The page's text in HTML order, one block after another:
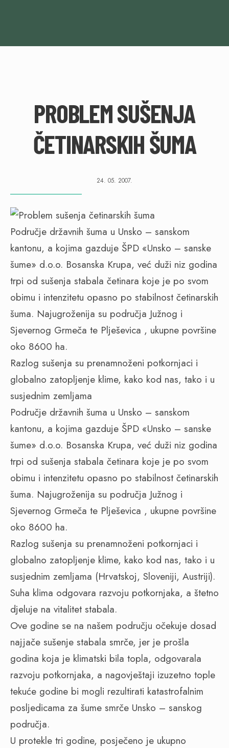
PROBLEM SUŠENJA
ČETINARSKIH ŠUMA
24. 05. 2007.
Područje državnih šuma u Unsko – sanskom
kantonu, a kojima gazduje ŠPD «Unsko – sanske
šume» d.o.o. Bosanska Krupa, već duži niz godina
trpi od sušenja stabala četinara koje je po svom
obimu i intenzitetu opasno po stabilnost četinarskih
šuma. Najugroženija su područja Južnog i
Sjevernog Grmeča te Plješevica , ukupne površine
oko 8600 ha.
Razlog sušenja su prenamnoženi potkornjaci i
globalno zatopljenje klime, kako kod nas, tako i u
susjednim zemljama
Područje državnih šuma u Unsko – sanskom
kantonu, a kojima gazduje ŠPD «Unsko – sanske
šume» d.o.o. Bosanska Krupa, već duži niz godina
trpi od sušenja stabala četinara koje je po svom
obimu i intenzitetu opasno po stabilnost četinarskih
šuma. Najugroženija su područja Južnog i
Sjevernog Grmeča te Plješevica , ukupne površine
oko 8600 ha.
Razlog sušenja su prenamnoženi potkornjaci i
globalno zatopljenje klime, kako kod nas, tako i u
susjednim zemljama (Hrvatskoj, Sloveniji, Austriji).
Suha klima odgovara razvoju potkornjaka, a štetno
djeluje na vitalitet stabala.
Ove godine se na našem području očekuje dosad
najjače sušenje stabala smrče, jer je prošla
godina koja je klimatski bila topla, odgovarala
razvoju potkornjaka, a nagovještaji izuzetno tople
tekuće godine bi mogli rezultirati katastrofalnim
posljedicama za šume smrče Unsko – sanskog
područja.
U protekle tri godine, posječeno je ukupno